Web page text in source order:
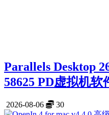
Parallels Desktop
58625 PD虚拟机
2026-08-06 30